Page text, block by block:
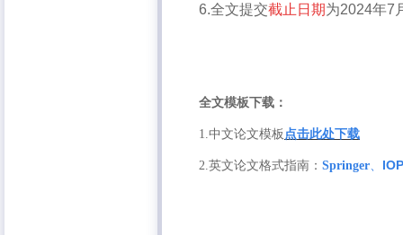
6.全文提交截止日期为2024年7
全文模板下载：
1. 中文论文模板 点击此处下载
2. 英文论文格式指南： Springer IOP